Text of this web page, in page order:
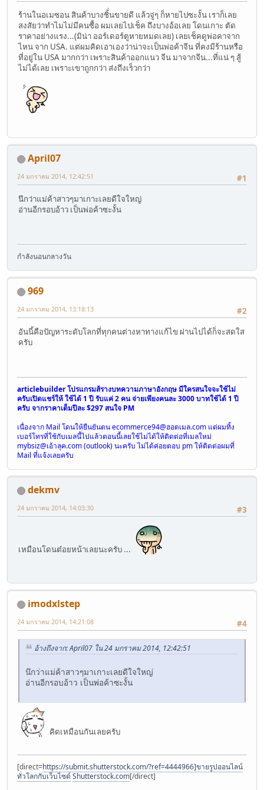
ร้านในอเมซอน สินค้าบางชิ้่นขายดี แล้วจู่ๆ ก็หายไปซะงั้น เราก็เลย
สงสัยว่าทำไมไม่มีคนซื้อ ผมเลยไปเช็ค ถึงบางอ้อเลย โดนเกาะ ตัด
ราคาอย่างแรง...(มิน่า ออร์เดอร์ตูหายหมดเลย) เลยเช็คดูพ่อคาจาก
ไหน จาก USA. แต่ผมคิดเอาเองว่าน่าจะเป็นพ่อค้าจีน ที่คงมีร้านหรือ
ที่อยู่ใน USA มากกว่า เพราะสินค้าออกแนว จีน มาจากจีน...ที่แน่ ๆ สู้
ไม่ได้เลย เพราะเขาถูกกว่า ส่งถึงเร็วกว่า
April07
#1
24 มกราคม 2014, 12:42:51
นึกว่าแม่ค้าสาวๆมาเกาะเลยดีใจใหญ่
อ่านอีกรอบอ้าว เป็นพ่อค้าซะงั้น
กำลังนอนกลางวัน
969
#2
24 มกราคม 2014, 13:18:13
อันนี้คือปัญหาระดับโลกที่ทุกคนต่างหาทางแก้ไข ผ่านไปได้ก็จะสดใส
ครับ
articlebuilder โปรแกรมส้รางบทความภาษาอังกฤษ มีใครสนใจจะใช้ไม่
ครับเปิดแชร์ให้ ใช้ได้ 1 ปี รับแค่ 2 คน จ่ายเพียงคนละ 3000 บาทใช้ได้ 1 ปี
ครับ จากราคาเต็มปีละ $297 สนใจ PM
เนื่องจาก Mail โดนให้ยืนยันตนecommerce94@ฮอตเมล.com แต่ผมทิ้ง
เบอร์โทรที่ใช้กับเมลนี้ไปแล้วตอนนี้เลยใช้ไม่ได้ให้ติดต่อที่เมลใหม่
mybsiz@เอ้าลุค.com(outlook) นะครับ ไม่ได้ค่อยตอบ pm ให้ติดต่อผมที่
Mail ที่แจ้งเลยครับ
dekmv
#3
24 มกราคม 2014, 14:03:30
เหมือนโดนต๋อยหน้าเลยนะครับ ...
imodxlstep
#4
24 มกราคม 2014, 14:21:08
อ้างถึงจาก: April07 ใน 24 มกราคม 2014, 12:42:51
นึกว่าแม่ค้าสาวๆมาเกาะเลยดีใจใหญ่
อ่านอีกรอบอ้าว เป็นพ่อค้าซะงั้น
คิดเหมือนกันเลยครับ
[direct=https://submit.shutterstock.com/?ref=4444966]ขายรูปออนไลน์
ทั่วโลกกับเว็บไซต์Shutterstock.com[/direct]